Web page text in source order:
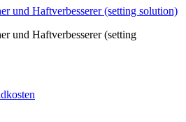
und Haftverbesserer (setting solution)
und Haftverbesserer (setting